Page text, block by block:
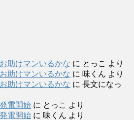
助けマンいるかな に とっこ より
助けマンいるかな に 味くん より
助けマンいるかな に 長文になっ
電開始 に とっこ より
電開始 に 味くん より